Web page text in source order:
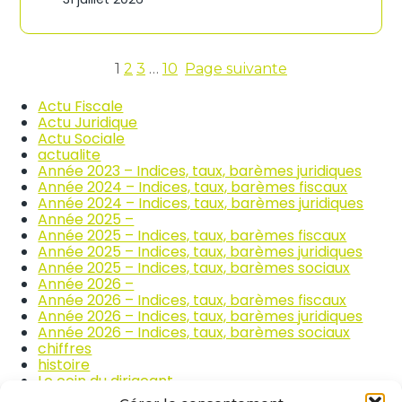
c
m
e
l
a
r
p
a
r
t
i
o
u
n
i
e
r
i
x
d
e
s
p
r
o
d
u
i
s
1 2 3 … 10 Page suivante
Actu Fiscale
Actu Juridique
Actu Sociale
actualite
Année 2023 – Indices, taux, barèmes juridiques
Année 2024 – Indices, taux, barèmes fiscaux
Année 2024 – Indices, taux, barèmes juridiques
Année 2025 –
Année 2025 – Indices, taux, barèmes fiscaux
Année 2025 – Indices, taux, barèmes juridiques
Année 2025 – Indices, taux, barèmes sociaux
Année 2026 –
Année 2026 – Indices, taux, barèmes fiscaux
Année 2026 – Indices, taux, barèmes juridiques
Année 2026 – Indices, taux, barèmes sociaux
chiffres
histoire
Le coin du dirigeant